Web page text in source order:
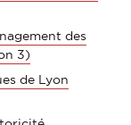
des
3)
de Lyon